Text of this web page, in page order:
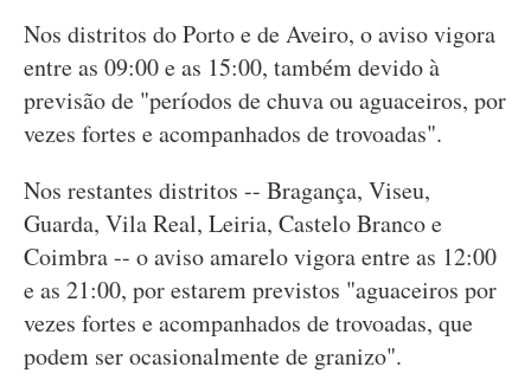
Nos distritos do Porto e de Aveiro, o aviso vigora
entre as 09:00 e as 15:00, também devido à
previsão de "períodos de chuva ou aguaceiros, por
vezes fortes e acompanhados de trovoadas".
Nos restantes distritos -- Bragança, Viseu,
Guarda, Vila Real, Leiria, Castelo Branco e
Coimbra -- o aviso amarelo vigora entre as 12:00
e as 21:00, por estarem previstos "aguaceiros por
vezes fortes e acompanhados de trovoadas, que
podem ser ocasionalmente de granizo".